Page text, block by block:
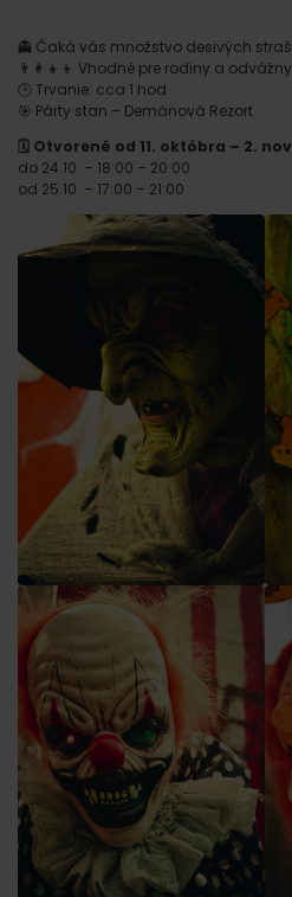
👻 Čaká vás množstvo desivých
👨‍👩‍👧‍👦 Vhodné pre rodiny a
🕒 Trvanie: cca 1 hod
🎯 Párty stan – Demänová Rezort
🗓️ Otvorené od 11. októbra – 2.
do 24.10. – 18:00 – 20:00
od 25.10. – 17:00 – 21:00